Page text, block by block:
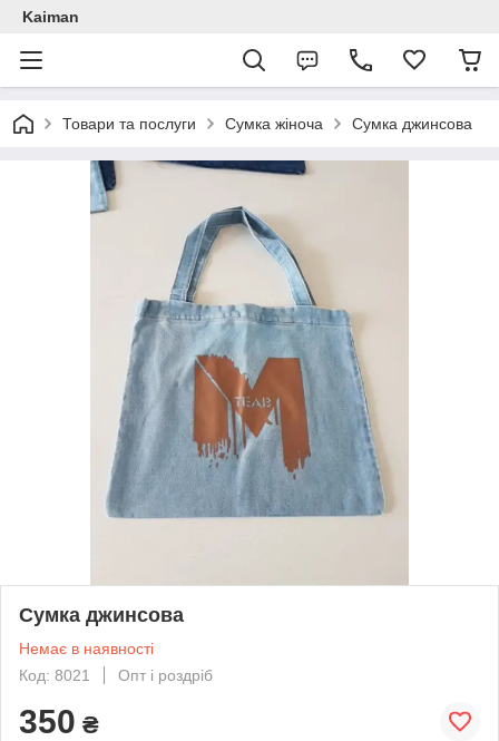
Kaiman
Товари та послуги Сумка жіноча Сумка джинсова
Сумка джинсова
Немає в наявності
Код: 8021
Опт і роздріб
350 ₴